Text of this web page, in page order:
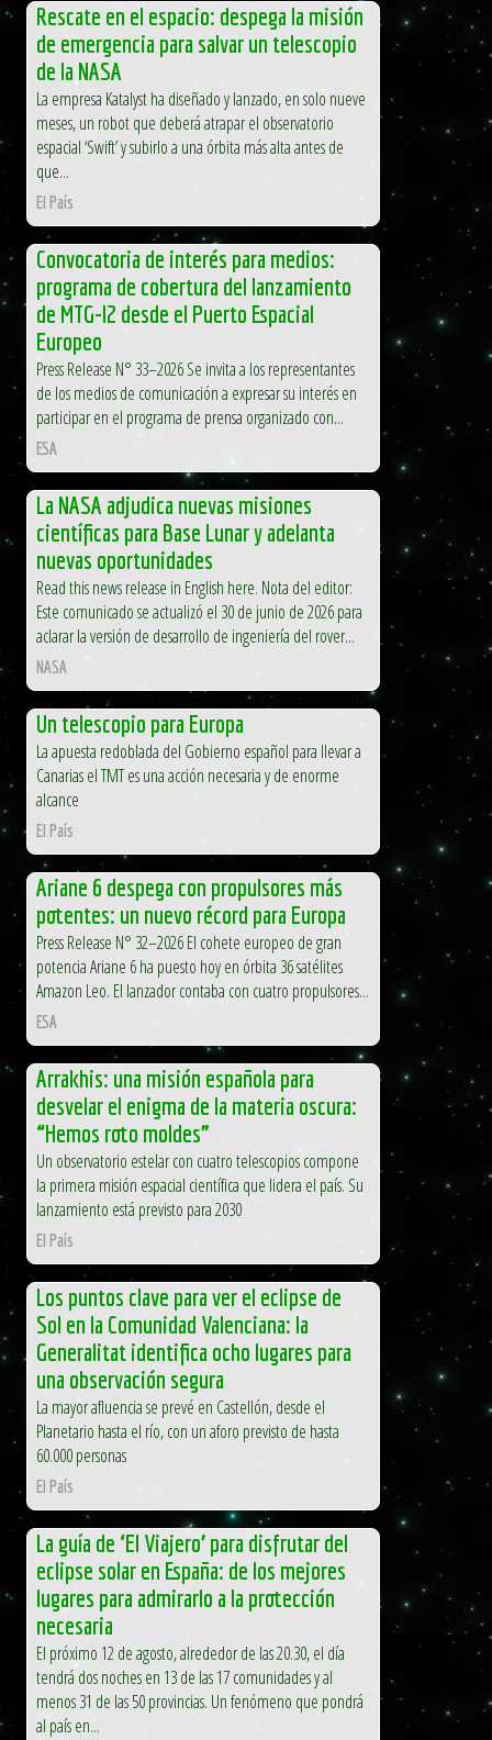
Rescate en el espacio: despega la misión
de emergencia para salvar un telescopio
de la NASA
La empresa Katalyst ha diseñado y lanzado, en solo nueve
meses, un robot que deberá atrapar el observatorio
espacial ‘Swift’ y subirlo a una órbita más alta antes de
que...
El País
Convocatoria de interés para medios:
programa de cobertura del lanzamiento
de MTG-I2 desde el Puerto Espacial
Europeo
Press Release N° 33–2026 Se invita a los representantes
de los medios de comunicación a expresar su interés en
participar en el programa de prensa organizado con...
ESA
La NASA adjudica nuevas misiones
científicas para Base Lunar y adelanta
nuevas oportunidades
Read this news release in English here. Nota del editor:
Este comunicado se actualizó el 30 de junio de 2026 para
aclarar la versión de desarrollo de ingeniería del rover...
NASA
Un telescopio para Europa
La apuesta redoblada del Gobierno español para llevar a
Canarias el TMT es una acción necesaria y de enorme
alcance
El País
Ariane 6 despega con propulsores más
potentes: un nuevo récord para Europa
Press Release N° 32–2026 El cohete europeo de gran
potencia Ariane 6 ha puesto hoy en órbita 36 satélites
Amazon Leo. El lanzador contaba con cuatro propulsores...
ESA
Arrakhis: una misión española para
desvelar el enigma de la materia oscura:
“Hemos roto moldes”
Un observatorio estelar con cuatro telescopios compone
la primera misión espacial científica que lidera el país. Su
lanzamiento está previsto para 2030
El País
Los puntos clave para ver el eclipse de
Sol en la Comunidad Valenciana: la
Generalitat identifica ocho lugares para
una observación segura
La mayor afluencia se prevé en Castellón, desde el
Planetario hasta el río, con un aforo previsto de hasta
60.000 personas
El País
La guía de ‘El Viajero’ para disfrutar del
eclipse solar en España: de los mejores
lugares para admirarlo a la protección
necesaria
El próximo 12 de agosto, alrededor de las 20.30, el día
tendrá dos noches en 13 de las 17 comunidades y al
menos 31 de las 50 provincias. Un fenómeno que pondrá
al país en...